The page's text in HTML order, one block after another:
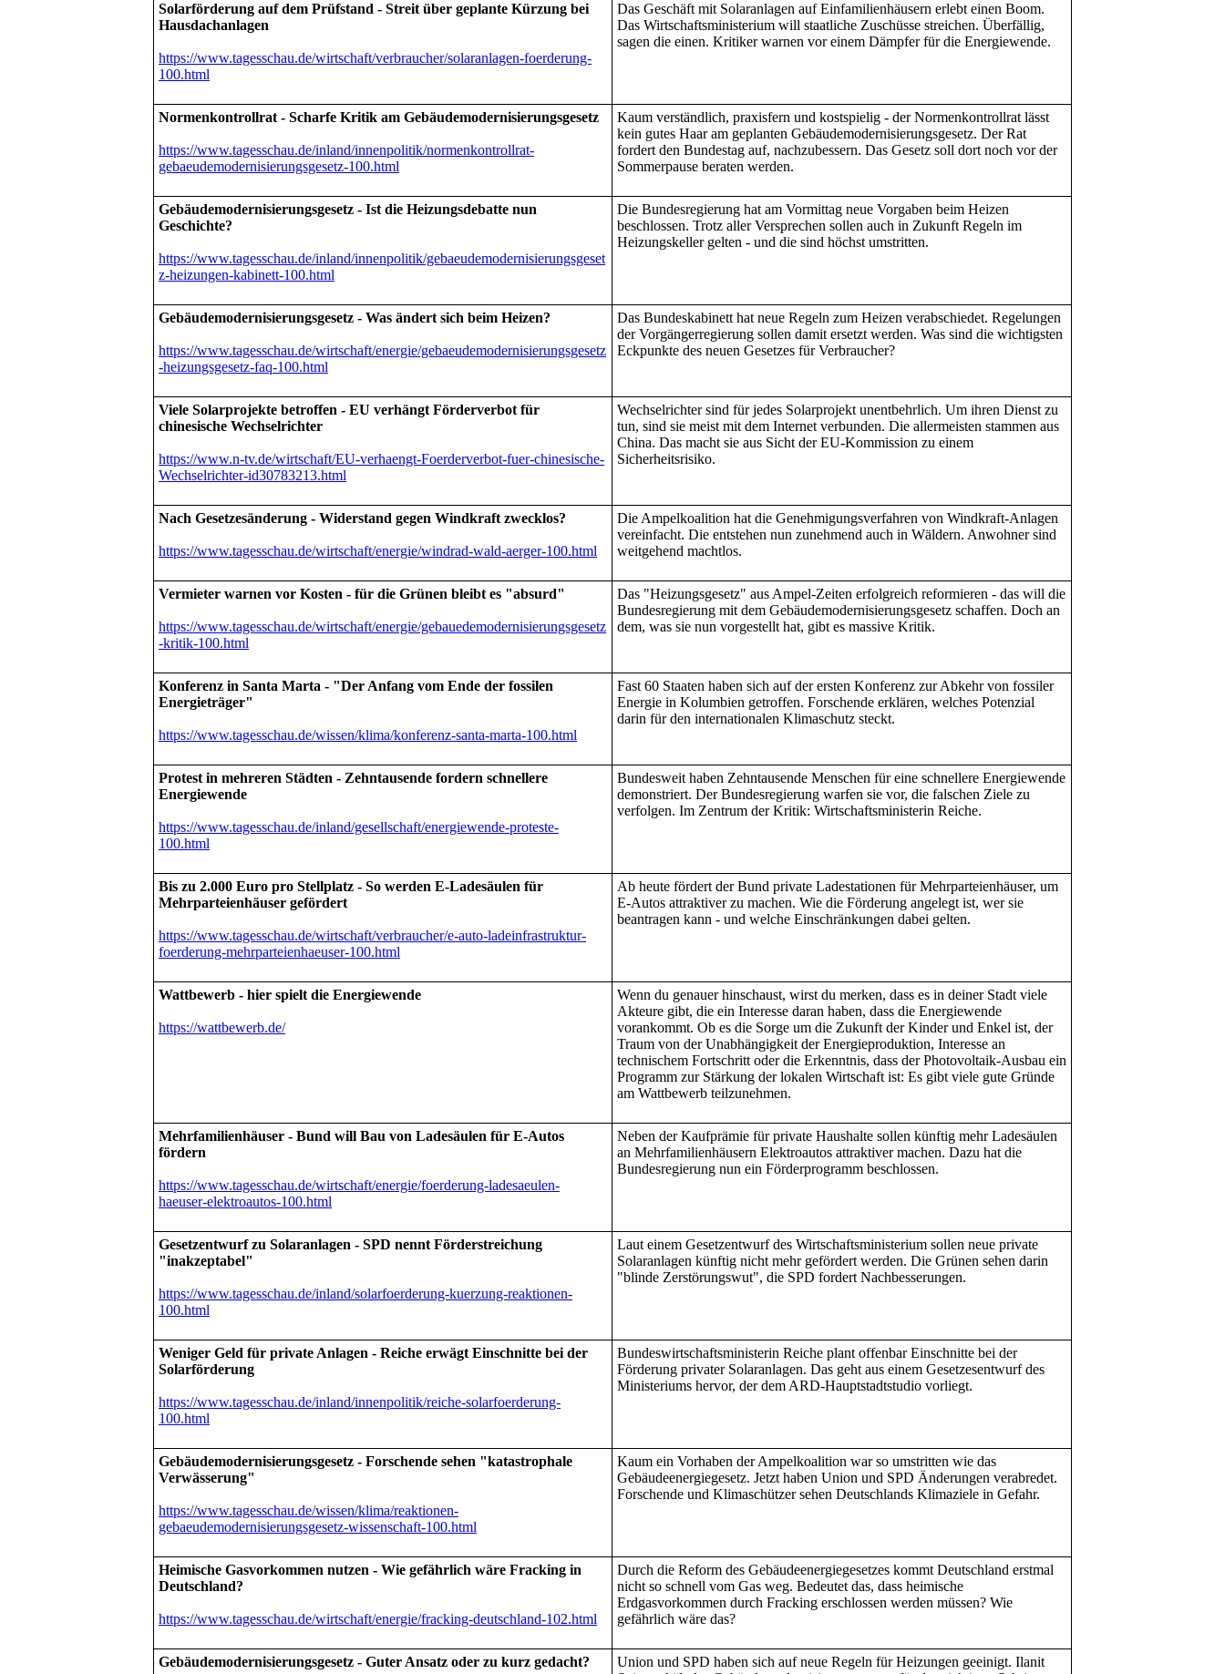
Solarförderung auf dem Prüfstand - Streit über geplante Kürzung bei
Hausdachanlagen
https://www.tagesschau.de/wirtschaft/verbraucher/solaranlagen-foerderung-
100.html
Das Geschäft mit Solaranlagen auf Einfamilienhäusern erlebt einen Boom.
Das Wirtschaftsministerium will staatliche Zuschüsse streichen. Überfällig,
sagen die einen. Kritiker warnen vor einem Dämpfer für die Energiewende.
Normenkontrollrat - Scharfe Kritik am Gebäudemodernisierungsgesetz
https://www.tagesschau.de/inland/innenpolitik/normenkontrollrat-
gebaeudemodernisierungsgesetz-100.html
Kaum verständlich, praxisfern und kostspielig - der Normenkontrollrat lässt
kein gutes Haar am geplanten Gebäudemodernisierungsgesetz. Der Rat
fordert den Bundestag auf, nachzubessern. Das Gesetz soll dort noch vor der
Sommerpause beraten werden.
Gebäudemodernisierungsgesetz - Ist die Heizungsdebatte nun
Geschichte?
https://www.tagesschau.de/inland/innenpolitik/gebaeudemodernisierungsgeset
z-heizungen-kabinett-100.html
Die Bundesregierung hat am Vormittag neue Vorgaben beim Heizen
beschlossen. Trotz aller Versprechen sollen auch in Zukunft Regeln im
Heizungskeller gelten - und die sind höchst umstritten.
Gebäudemodernisierungsgesetz - Was ändert sich beim Heizen?
https://www.tagesschau.de/wirtschaft/energie/gebaeudemodernisierungsgesetz
-heizungsgesetz-faq-100.html
Das Bundeskabinett hat neue Regeln zum Heizen verabschiedet. Regelungen
der Vorgängerregierung sollen damit ersetzt werden. Was sind die wichtigsten
Eckpunkte des neuen Gesetzes für Verbraucher?
Viele Solarprojekte betroffen - EU verhängt Förderverbot für
chinesische Wechselrichter
https://www.n-tv.de/wirtschaft/EU-verhaengt-Foerderverbot-fuer-chinesische-
Wechselrichter-id30783213.html
Wechselrichter sind für jedes Solarprojekt unentbehrlich. Um ihren Dienst zu
tun, sind sie meist mit dem Internet verbunden. Die allermeisten stammen aus
China. Das macht sie aus Sicht der EU-Kommission zu einem
Sicherheitsrisiko.
Nach Gesetzesänderung - Widerstand gegen Windkraft zwecklos?
https://www.tagesschau.de/wirtschaft/energie/windrad-wald-aerger-100.html
Die Ampelkoalition hat die Genehmigungsverfahren von Windkraft-Anlagen
vereinfacht. Die entstehen nun zunehmend auch in Wäldern. Anwohner sind
weitgehend machtlos.
Vermieter warnen vor Kosten - für die Grünen bleibt es "absurd"
https://www.tagesschau.de/wirtschaft/energie/gebauedemodernisierungsgesetz
-kritik-100.html
Das "Heizungsgesetz" aus Ampel-Zeiten erfolgreich reformieren - das will die
Bundesregierung mit dem Gebäudemodernisierungsgesetz schaffen. Doch an
dem, was sie nun vorgestellt hat, gibt es massive Kritik.
Konferenz in Santa Marta - "Der Anfang vom Ende der fossilen
Energieträger"
https://www.tagesschau.de/wissen/klima/konferenz-santa-marta-100.html
Fast 60 Staaten haben sich auf der ersten Konferenz zur Abkehr von fossiler
Energie in Kolumbien getroffen. Forschende erklären, welches Potenzial
darin für den internationalen Klimaschutz steckt.
Protest in mehreren Städten - Zehntausende fordern schnellere
Energiewende
https://www.tagesschau.de/inland/gesellschaft/energiewende-proteste-
100.html
Bundesweit haben Zehntausende Menschen für eine schnellere Energiewende
demonstriert. Der Bundesregierung warfen sie vor, die falschen Ziele zu
verfolgen. Im Zentrum der Kritik: Wirtschaftsministerin Reiche.
Bis zu 2.000 Euro pro Stellplatz - So werden E-Ladesäulen für
Mehrparteienhäuser gefördert
https://www.tagesschau.de/wirtschaft/verbraucher/e-auto-ladeinfrastruktur-
foerderung-mehrparteienhaeuser-100.html
Ab heute fördert der Bund private Ladestationen für Mehrparteienhäuser, um
E-Autos attraktiver zu machen. Wie die Förderung angelegt ist, wer sie
beantragen kann - und welche Einschränkungen dabei gelten.
Wattbewerb - hier spielt die Energiewende
https://wattbewerb.de/
Wenn du genauer hinschaust, wirst du merken, dass es in deiner Stadt viele
Akteure gibt, die ein Interesse daran haben, dass die Energiewende
vorankommt. Ob es die Sorge um die Zukunft der Kinder und Enkel ist, der
Traum von der Unabhängigkeit der Energieproduktion, Interesse an
technischem Fortschritt oder die Erkenntnis, dass der Photovoltaik-Ausbau ein
Programm zur Stärkung der lokalen Wirtschaft ist: Es gibt viele gute Gründe
am Wattbewerb teilzunehmen.
Mehrfamilienhäuser - Bund will Bau von Ladesäulen für E-Autos
fördern
https://www.tagesschau.de/wirtschaft/energie/foerderung-ladesaeulen-
haeuser-elektroautos-100.html
Neben der Kaufprämie für private Haushalte sollen künftig mehr Ladesäulen
an Mehrfamilienhäusern Elektroautos attraktiver machen. Dazu hat die
Bundesregierung nun ein Förderprogramm beschlossen.
Gesetzentwurf zu Solaranlagen - SPD nennt Förderstreichung
"inakzeptabel"
https://www.tagesschau.de/inland/solarfoerderung-kuerzung-reaktionen-
100.html
Laut einem Gesetzentwurf des Wirtschaftsministerium sollen neue private
Solaranlagen künftig nicht mehr gefördert werden. Die Grünen sehen darin
"blinde Zerstörungswut", die SPD fordert Nachbesserungen.
Weniger Geld für private Anlagen - Reiche erwägt Einschnitte bei der
Solarförderung
https://www.tagesschau.de/inland/innenpolitik/reiche-solarfoerderung-
100.html
Bundeswirtschaftsministerin Reiche plant offenbar Einschnitte bei der
Förderung privater Solaranlagen. Das geht aus einem Gesetzesentwurf des
Ministeriums hervor, der dem ARD-Hauptstadtstudio vorliegt.
Gebäudemodernisierungsgesetz - Forschende sehen "katastrophale
Verwässerung"
https://www.tagesschau.de/wissen/klima/reaktionen-
gebaeudemodernisierungsgesetz-wissenschaft-100.html
Kaum ein Vorhaben der Ampelkoalition war so umstritten wie das
Gebäudeenergiegesetz. Jetzt haben Union und SPD Änderungen verabredet.
Forschende und Klimaschützer sehen Deutschlands Klimaziele in Gefahr.
Heimische Gasvorkommen nutzen - Wie gefährlich wäre Fracking in
Deutschland?
https://www.tagesschau.de/wirtschaft/energie/fracking-deutschland-102.html
Durch die Reform des Gebäudeenergiegesetzes kommt Deutschland erstmal
nicht so schnell vom Gas weg. Bedeutet das, dass heimische
Erdgasvorkommen durch Fracking erschlossen werden müssen? Wie
gefährlich wäre das?
Gebäudemodernisierungsgesetz - Guter Ansatz oder zu kurz gedacht?
Union und SPD haben sich auf neue Regeln für Heizungen geeinigt. Ilanit